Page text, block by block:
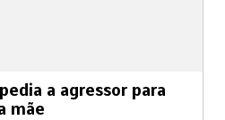
a agressor para
mãe